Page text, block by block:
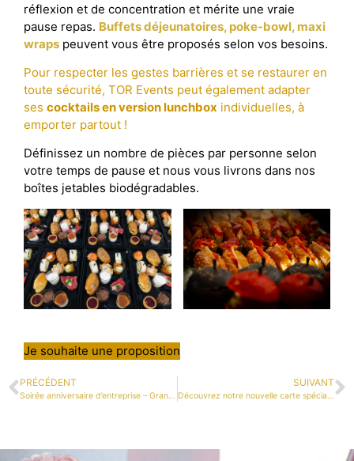
réflexion et de concentration et mérite une vraie
pause repas. Buffets déjeunatoires, poke-bowl, maxi
wraps peuvent vous être proposés selon vos besoins.
Pour respecter les gestes barrières et se restaurer en
toute sécurité, TOR Events peut également adapter
ses cocktails en version lunchbox individuelles, à
emporter partout !
Définissez un nombre de pièces par personne selon
votre temps de pause et nous vous livrons dans nos
boîtes jetables biodégradables.
Je souhaite une proposition
PRÉCÉDENT
Soirée anniversaire d’entreprise – Grand Bal Masqué
SUIVANT
Découvrez notre nouvelle carte spéciale livraisons !